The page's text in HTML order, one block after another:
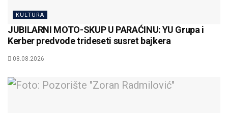
KULTURA
JUBILARNI MOTO-SKUP U PARAĆINU: YU Grupa i
Kerber predvode trideseti susret bajkera
08.08.2026